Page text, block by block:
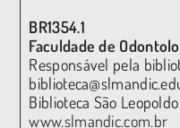
BR1354.1
Faculdade de
Responsável pela
Biblioteca São
www.slmandic.com.br